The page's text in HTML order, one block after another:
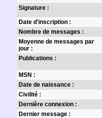
Signature :
Date d'inscription :
Nombre de messages :
Moyenne de messages par
jour :
Publications :
MSN :
Date de naissance :
Civilité :
Dernière connexion :
Dernier message :